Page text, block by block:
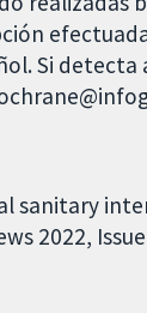
Si
sanitary
2022, Issue